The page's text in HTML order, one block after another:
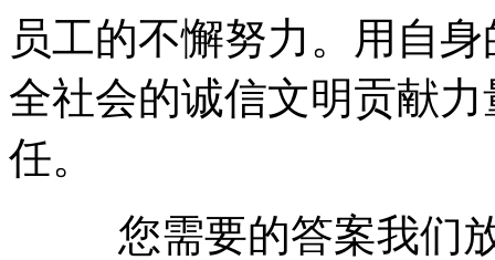
员工的不懈努力。用自
全社会的诚信文明贡献
任。
您需要的答案我们